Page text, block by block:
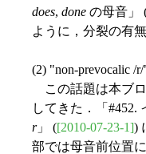
does, done の母音」
ように，分裂の有
(2) "non-prevocalic /
この話題は本ブ
してきた．「#452.
r」 ([2010-07-23-1])
部では母音前位置